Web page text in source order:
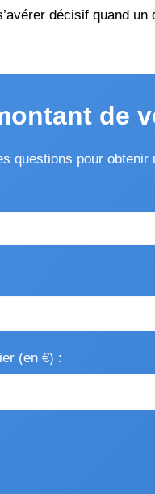
décisif quand
de
questions pour
(en €) :